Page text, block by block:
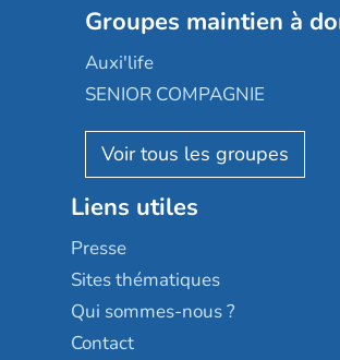
Les jardins d'Arcadie
Occitalia
Appartseniors
Reseda
Stella management
Les villages d'or
Sérénys
Résidences services Villa
Groupe SOS
Le Noble Âge
Almage
Résidalya
Groupe aplus
Groupes maintien à
Auxi'life
SENIOR COMPAGNIE
AGE D'OR Services
Liens utiles
Presse
Sites thématiques
Qui sommes-nous ?
Contact